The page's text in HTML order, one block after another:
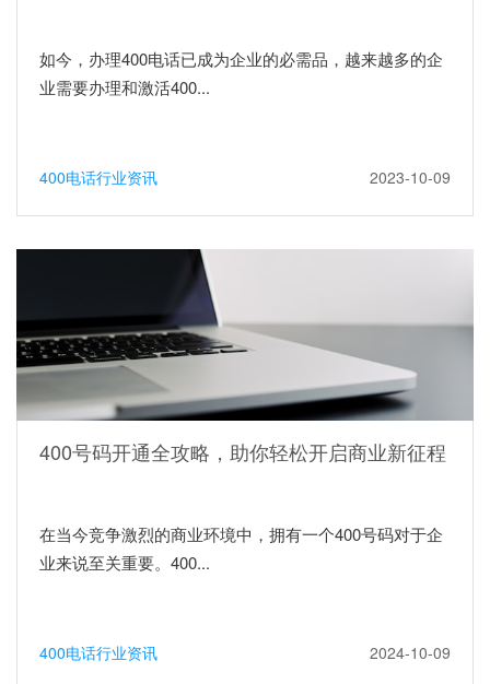
如今，办理400电话已成为企业的必需品，越来越多的企
业需要办理和激活400...
400电话行业资讯 2023-10-09
400号码开通全攻略，助你轻松开启商业新征程
在当今竞争激烈的商业环境中，拥有一个400号码对于企
业来说至关重要。400...
400电话行业资讯 2024-10-09